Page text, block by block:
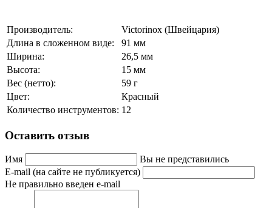
Производитель:
Victorinox (Швейцария)
Длина в сложенном виде:
91 мм
Ширина:
26,5 мм
Высота:
15 мм
Вес (нетто):
59 г
Цвет:
Красный
Количество инструментов: 12
Оставить отзыв
Имя
Вы не представились
E-mail (на сайте не публикуется)
Не правильно введен e-mail